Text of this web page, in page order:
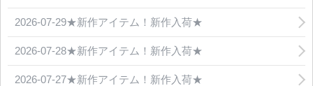
2026-07-29★新作アイテム！新作入荷★
2026-07-28★新作アイテム！新作入荷★
2026-07-27★新作アイテム！新作入荷★